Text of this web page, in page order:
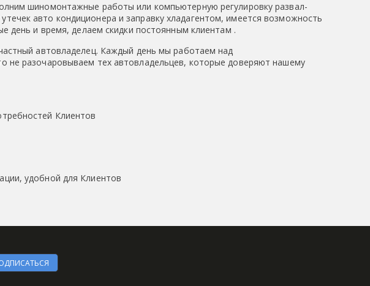
шиномонтажные работы или компьютерную регулировку развал-
авто кондиционера и заправку хладагентом, имеется возможность
день и время, делаем скидки постоянным клиентам .
автовладелец. Каждый день мы работаем над
не разочаровываем тех автовладельцев, которые доверяют нашему
Клиентов
удобной для Клиентов